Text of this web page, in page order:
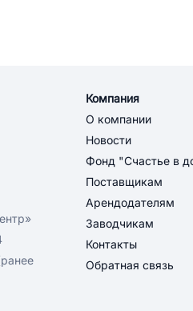
Компания
О компании
Новости
Фонд "Счастье в
Поставщикам
Арендодателям
Заводчикам
Контакты
Обратная связь